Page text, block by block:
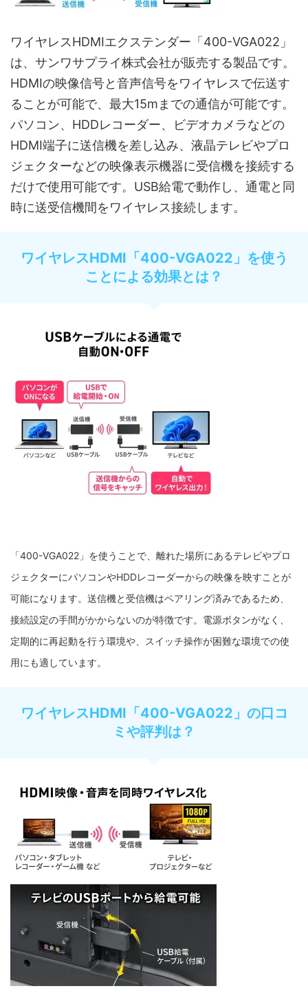
ワイヤレスHDMIエクステンダー「400-VGA022」
は、サンワサプライ株式会社が販売する製品です。
HDMIの映像信号と音声信号をワイヤレスで伝送す
ることが可能で、最大15mまでの通信が可能です。
パソコン、HDDレコーダー、ビデオカメラなどの
HDMI端子に送信機を差し込み、液晶テレビやプロ
ジェクターなどの映像表示機器に受信機を接続する
だけで使用可能です。USB給電で動作し、通電と同
時に送受信機間をワイヤレス接続します。
ワイヤレスHDMI「400-VGA022」を使う
ことによる効果とは？
「400-VGA022」を使うことで、離れた場所にあるテレビやプロ
ジェクターにパソコンやHDDレコーダーからの映像を映すことが
可能になります。送信機と受信機はペアリング済みであるため、
接続設定の手間がかからないのが特徴です。電源ボタンがなく、
定期的に再起動を行う環境や、スイッチ操作が困難な環境での使
用にも適しています。
ワイヤレスHDMI「400-VGA022」の口コ
ミや評判は？